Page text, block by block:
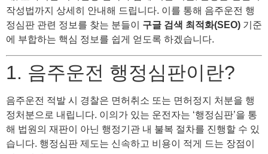
작성법까지 상세히 안내해 드립니다. 이를 통해 음주운전 행
정심판 관련 정보를 찾는 분들이 구글 검색 최적화(SEO) 기준
에 부합하는 핵심 정보를 쉽게 얻도록 하겠습니다.
1. 음주운전 행정심판이란?
음주운전 적발 시 경찰은 면허취소 또는 면허정지 처분을 행
정처분으로 내립니다. 이의가 있는 운전자는 ‘행정심판’을 통
해 법원의 재판이 아닌 행정기관 내 불복 절차를 진행할 수 있
습니다. 행정심판 제도는 신속하고 비용이 적게 드는 장점이